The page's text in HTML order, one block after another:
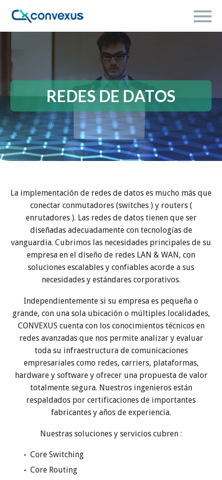
REDES DE DATOS
La implementación de redes de datos es mucho más que
conectar conmutadores (switches ) y routers (
enrutadores ). Las redes de datos tienen que ser
diseñadas adecuadamente con tecnologías de
vanguardia. Cubrimos las necesidades principales de su
empresa en el diseño de redes LAN & WAN, con
soluciones escalables y confiables acorde a sus
necesidades y estándares corporativos.
Independientemente si su empresa es pequeña o
grande, con una sola ubicación o múltiples localidades,
CONVEXUS cuenta con los conocimientos técnicos en
redes avanzadas que nos permite analizar y evaluar
toda su infraestructura de comunicaciones
empresariales como redes, carriers, plataformas,
hardware y software y ofrecer una propuesta de valor
totalmente segura. Nuestros ingenieros están
respaldados por certificaciones de importantes
fabricantes y años de experiencia.
Nuestras soluciones y servicios cubren :
Core Switching
Core Routing